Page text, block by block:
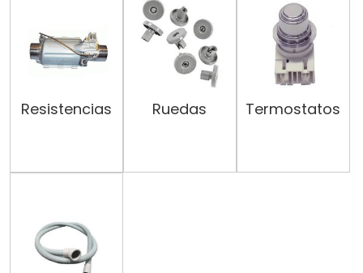
Resistencias Ruedas Termostatos